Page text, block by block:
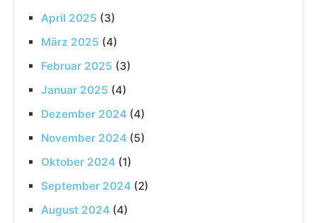
April 2025 (3)
März 2025 (4)
Februar 2025 (3)
Januar 2025 (4)
Dezember 2024 (4)
November 2024 (5)
Oktober 2024 (1)
September 2024 (2)
August 2024 (4)